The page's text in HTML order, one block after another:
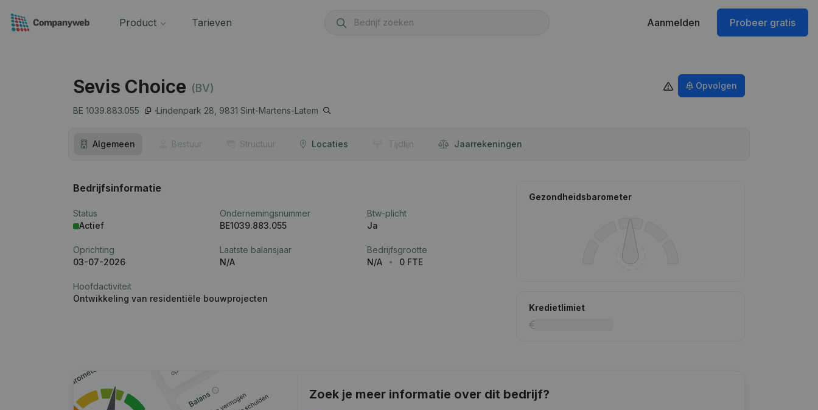
Product Tarieven Aanmelden Probeer gratis
Sevis Choice (BV)
BE 1039.883.055 Lindenpark 28, 9831 Sint-Martens-Latem
Opvolgen
Algemeen Bestuur Structuur Locaties Tijdlijn Jaar­rekeningen
Bedrijfsinformatie
Status
Actief
Ondernemingsnummer
BE1039.883.055
Btw-plicht
Ja
Oprichting
03-07-2026
Laatste balansjaar
N/A
Bedrijfsgrootte
N/A
0 FTE
Hoofdactiviteit
Ontwikkeling van residentiële bouwprojecten
Gezondheidsbarometer
Kredietlimiet
Zoek je meer informatie over dit bedrijf?